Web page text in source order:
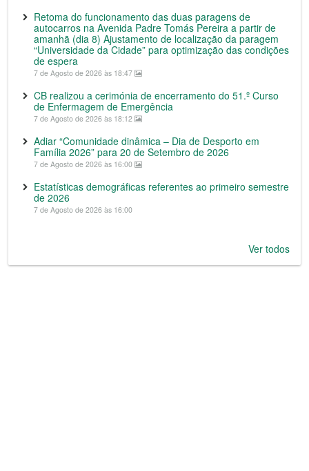
Retoma do funcionamento das duas paragens de
autocarros na Avenida Padre Tomás Pereira a partir de
amanhã (dia 8) Ajustamento de localização da paragem
“Universidade da Cidade” para optimização das condições
de espera
7 de Agosto de 2026 às 18:47
CB realizou a cerimónia de encerramento do 51.º Curso
de Enfermagem de Emergência
7 de Agosto de 2026 às 18:12
Adiar “Comunidade dinâmica – Dia de Desporto em
Família 2026” para 20 de Setembro de 2026
7 de Agosto de 2026 às 16:00
Estatísticas demográficas referentes ao primeiro semestre
de 2026
7 de Agosto de 2026 às 16:00
Ver todos